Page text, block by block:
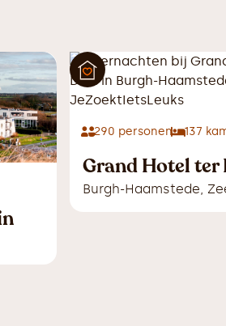
290 personen 137
Grand Hotel ter
Burgh-Haamstede,